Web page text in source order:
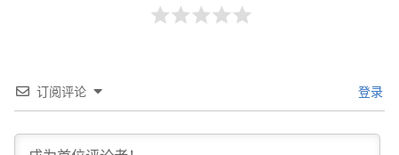
订阅评论 登录